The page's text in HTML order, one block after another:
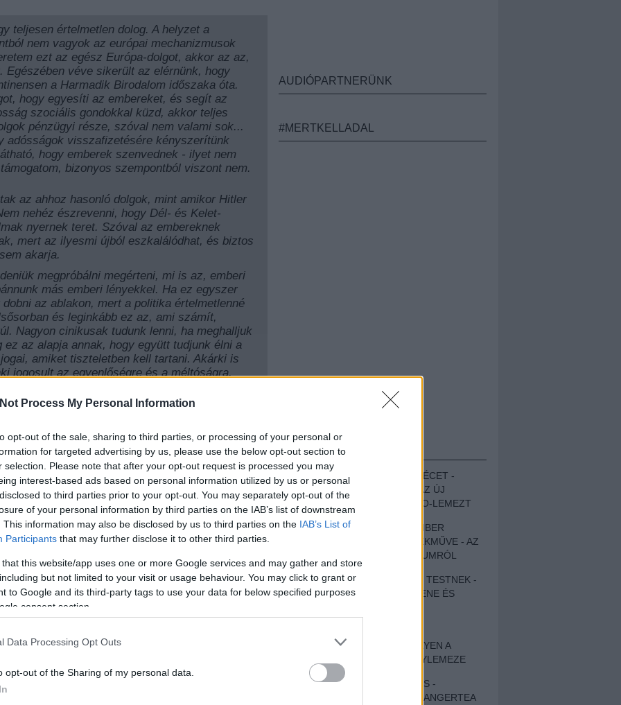
Process My Personal Information
opt-out of the sale, sharing to third parties, or processing of your personal or
for targeted advertising by us, please use the below opt-out section to
selection. Please note that after your opt-out request is processed you may
interest-based ads based on personal information utilized by us or personal
to third parties prior to your opt-out. You may separately opt-out of the
of your personal information by third parties on the IAB’s list of downstream
This information may also be disclosed by us to third parties on the IAB’s List of
Participants that may further disclose it to other third parties.
that this website/app uses one or more Google services and may gather and store
but not limited to your visit or usage behaviour. You may click to grant or
to Google and its third-party tags to use your data for below specified purposes
consent section.
Data Processing Opt Outs
opt-out of the Sharing of my personal data.
teljesen értelmetlen dolog. A helyzet a
nem vagyok az európai mechanizmusok
ezt az egész Európa-dolgot, akkor az az,
Egészében véve sikerült az elérnünk, hogy
a Harmadik Birodalom időszaka óta.
hogy egyesíti az embereket, és segít az
szociális gondokkal küzd, akkor teljes
pénzügyi része, szóval nem valami sok...
adósságok visszafizetésére kényszerítünk
hogy emberek szenvednek - ilyet nem
bizonyos szempontból viszont nem.
az ahhoz hasonló dolgok, mint amikor Hitler
nehéz észrevenni, hogy Dél- és Kelet-
nyernek teret. Szóval az embereknek
mert az ilyesmi újból eszkalálódhat, és biztos
akarja.
megpróbálni megérteni, mi is az, emberi
más emberi lényekkel. Ha ez egyszer
az ablakon, mert a politika értelmetlenné
és leginkább ez az, ami számít,
Nagyon cinikusak tudunk lenni, ha meghalljuk
az alapja annak, hogy együtt tudjunk élni a
amiket tiszteletben kell tartani. Akárki is
jogosult az egyenlőségre és a méltóságra.
AUDIÓPARTNERÜNK
#MERTKELLADAL
EZT HALLGASD!
MEGUGROTTÁK A LÉCET -
MEGHALLGATTUK AZ ÚJ
PROTEST THE HERO-LEMEZT
EGY DÜHÖS VÉNEMBER
UNIVERZÁLIS REMEKMŰVE - AZ
ÚJ BOB DYLAN-ALBUMRÓL
ZENE LÉLEKNEK ÉS TESTNEK -
AUTENTIKUS NÉPZENE ÉS
SZOMORKODÁS - ILYEN A
KATATONIA ÚJ NAGYLEMEZE
CROCODILE NERVES -
HALLGASD MEG AZ ANGERTEA